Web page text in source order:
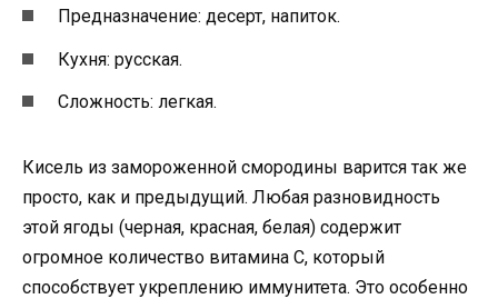
Предназначение: десерт, напиток.
Кухня: русская.
Сложность: легкая.
Кисель из замороженной смородины варится так же
просто, как и предыдущий. Любая разновидность
этой ягоды (черная, красная, белая) содержит
огромное количество витамина C, который
способствует укреплению иммунитета. Это особенно